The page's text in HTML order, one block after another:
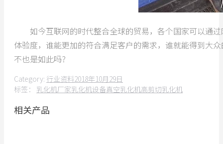
如今互联网的时代整合全球的贸易，各个国家可以通过
体验度，谁能更加的符合满足客户的需求，谁就能得到大
不也是如此吗?
Category: 行业资料2018年10月29日
标签： 乳化机厂家乳化机设备真空乳化机高剪切乳化机
相关产品